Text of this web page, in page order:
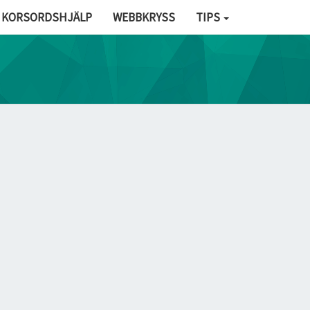
KORSORDSHJÄLP WEBBKRYSS TIPS